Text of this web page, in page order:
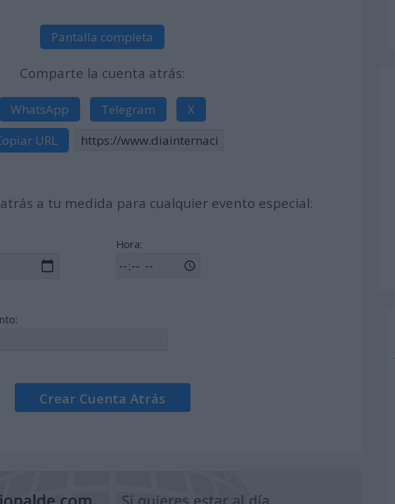
Pantalla completa
Comparte la cuenta atrás:
WhatsApp Telegram
X
URL
a tu medida para cualquier evento especial:
Hora:
Crear Cuenta Atrás